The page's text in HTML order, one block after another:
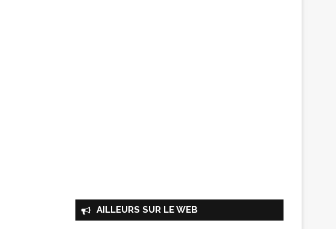
AILLEURS SUR LE WEB